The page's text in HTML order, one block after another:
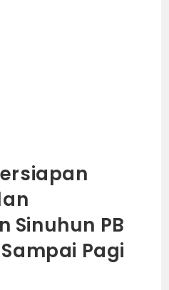
Sinuhun PB
Pagi